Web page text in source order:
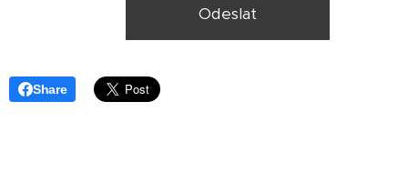
Odeslat
Share